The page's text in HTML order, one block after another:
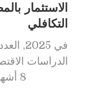
الاستثمار
التكافلي
في 2025
,
الدراسات
8 أشهر مضى